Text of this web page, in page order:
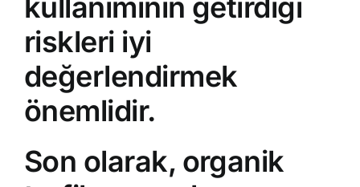
riskleri iyi
değerlendirmek
önemlidir.
Son olarak, organik